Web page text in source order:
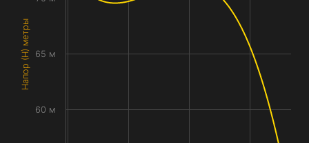
Напор (H) метры
60 м
65 м